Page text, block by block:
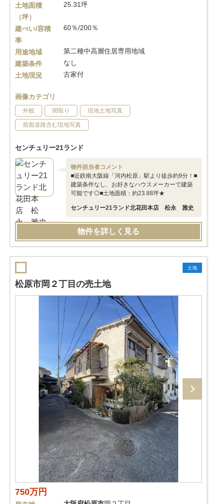
土地面積
（坪）
25.31坪
建ぺい/容積
率
60％/200％
用途地域
第二種中高層住居専用地域
建築条件
なし
土地現況
古家付
画像カテゴリ
外観 間取り 現地土地写真
前面道路含む現地写真
センチュリー21ランド
物件担当者コメント
■近鉄南大阪線「河内松原」駅より徒歩約9分！■
建築条件なし、お好きなハウスメーカーで建築
可能です◎■土地面積：約23.88坪★
センチュリー21ランド北花田本店 松永 雅史
物件を詳しく見る
土地
松原市岡２丁目の売土地
750万円